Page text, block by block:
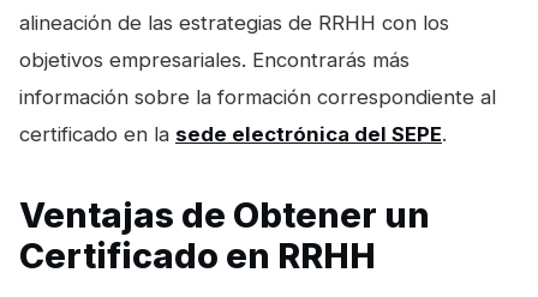
alineación de las estrategias de RRHH con los
objetivos empresariales. Encontrarás más
información sobre la formación correspondiente al
certificado en la sede electrónica del SEPE.
Ventajas de Obtener un
Certificado en RRHH